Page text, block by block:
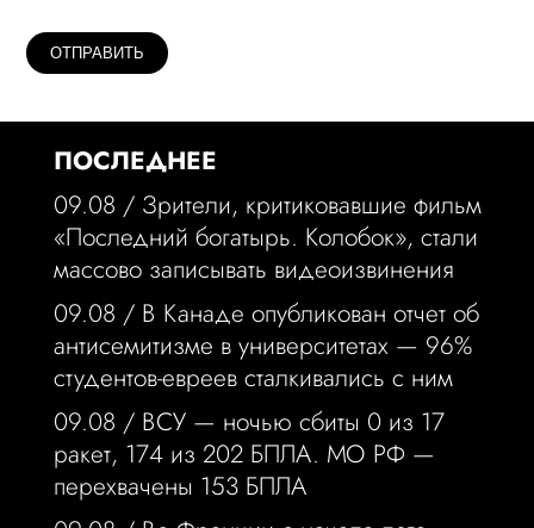
ПОСЛЕДНЕЕ
09.08 / Зрители, критиковавшие фильм
«Последний богатырь. Колобок», стали
массово записывать видеоизвинения
09.08 / В Канаде опубликован отчет об
антисемитизме в университетах — 96%
студентов-евреев сталкивались с ним
09.08 / ВСУ — ночью сбиты 0 из 17
ракет, 174 из 202 БПЛА. МО РФ —
перехвачены 153 БПЛА